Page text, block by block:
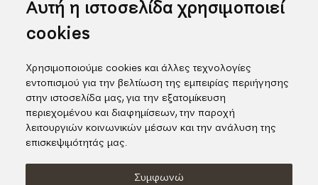
Αυτή η ιστοσελίδα χρησιμοποιεί
cookies
Χρησιμοποιούμε cookies και άλλες τεχνολογίες
εντοπισμού για την βελτίωση της εμπειρίας περιήγησης
στην ιστοσελίδα μας, για την εξατομίκευση
περιεχομένου και διαφημίσεων, την παροχή
λειτουργιών κοινωνικών μέσων και την ανάλυση της
επισκεψιμότητάς μας.
Συμφωνώ
Αρχική Arts & Crafts